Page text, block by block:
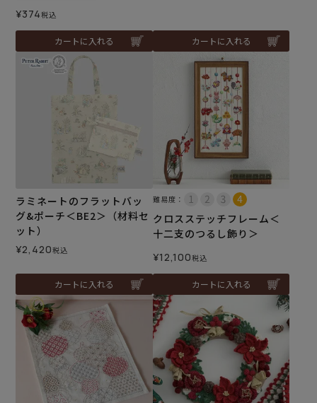
¥374税込
カートに入れる カートに入れる
ラミネートのフラットバッ
グ&ポーチ＜BE2＞（材料セ
ット）
¥2,420税込
カートに入れる
難易度：
クロスステッチフレーム＜
十二支のつるし飾り＞
¥12,100税込
カートに入れる